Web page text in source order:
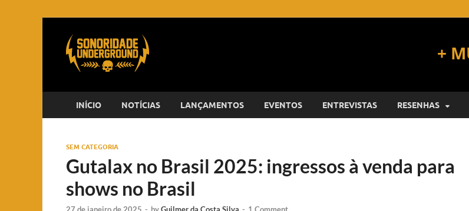
INÍCIO NOTÍCIAS LANÇAMENTOS EVENTOS ENTREVISTAS RESENHAS
SEM CATEGORIA
Gutalax no Brasil 2025: ingressos à venda para
shows no Brasil